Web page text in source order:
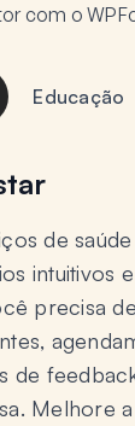
com o
Educação
de
intuitivos e
precisa
de
Melhore